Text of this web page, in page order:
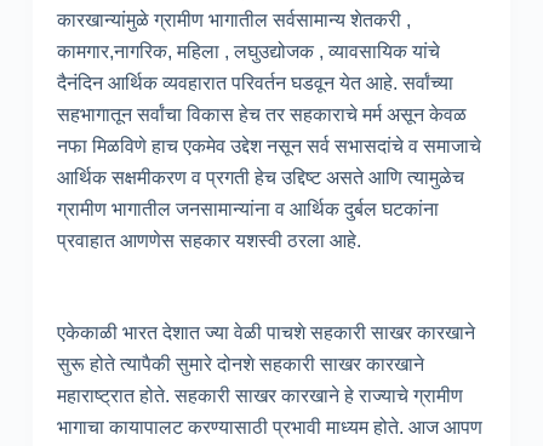
कारखान्यांमुळे ग्रामीण भागातील सर्वसामान्य शेतकरी ,
कामगार,नागरिक, महिला , लघुउद्योजक , व्यावसायिक यांचे
दैनंदिन आर्थिक व्यवहारात परिवर्तन घडवून येत आहे. सर्वांच्या
सहभागातून सर्वांचा विकास हेच तर सहकाराचे मर्म असून केवळ
नफा मिळविणे हाच एकमेव उद्देश नसून सर्व सभासदांचे व समाजाचे
आर्थिक सक्षमीकरण व प्रगती हेच उद्दिष्ट असते आणि त्यामुळेच
ग्रामीण भागातील जनसामान्यांना व आर्थिक दुर्बल घटकांना
प्रवाहात आणणेस सहकार यशस्वी ठरला आहे.
एकेकाळी भारत देशात ज्या वेळी पाचशे सहकारी साखर कारखाने
सुरू होते त्यापैकी सुमारे दोनशे सहकारी साखर कारखाने
महाराष्ट्रात होते. सहकारी साखर कारखाने हे राज्याचे ग्रामीण
भागाचा कायापालट करण्यासाठी प्रभावी माध्यम होते. आज आपण